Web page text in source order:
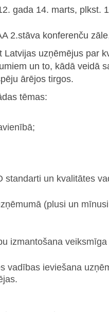
gada 14. marts, plkst.
2.stāva konferenču
Latvijas uzņēmējus par
un to, kādā veidā
ārējos tirgos.
tēmas:
standarti un kvalitātes
(plusi un
izmantošana
vadības ieviešana